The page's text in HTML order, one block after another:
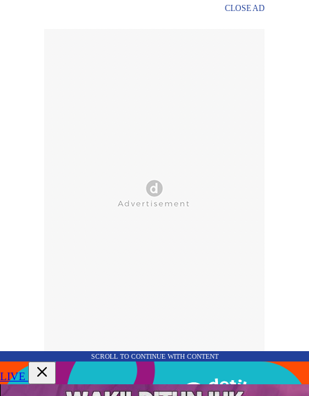
CLOSE AD
SCROLL TO CONTINUE WITH CONTENT
LIVE